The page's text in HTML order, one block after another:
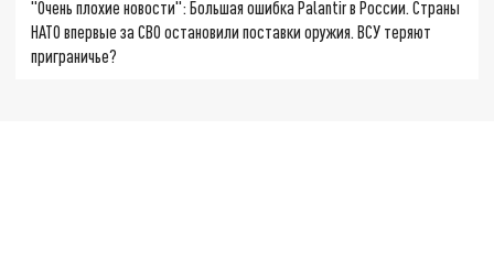
"Очень плохие новости": Большая ошибка Palantir в России. Страны
НАТО впервые за СВО остановили поставки оружия. ВСУ теряют
приграничье?